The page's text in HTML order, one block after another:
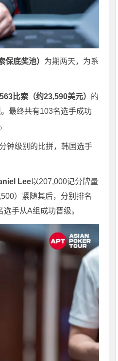
底奖池） 为期两天，为系
比索（约23,590美元）
的
最终共有103名选手成功
钟级别的比拼，韩国选手
Lee以207,000记分牌量
）紧随其后，分别排名
手从A组成功晋级。